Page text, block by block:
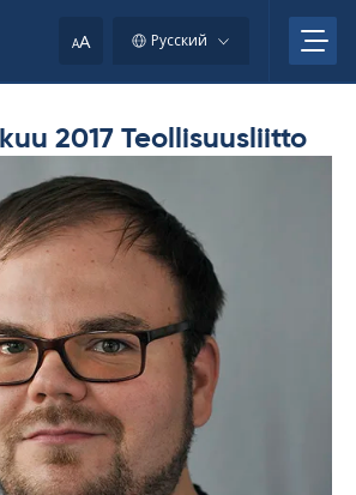
AA Русский
2017 Teollisuusliitto